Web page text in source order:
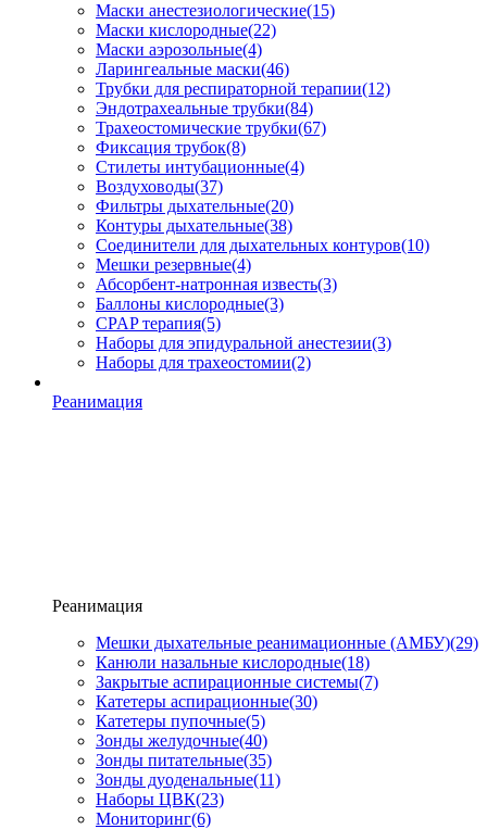
Маски анестезиологические(15)
Маски кислородные(22)
Маски аэрозольные(4)
Ларингеальные маски(46)
Трубки для респираторной терапии(12)
Эндотрахеальные трубки(84)
Трахеостомические трубки(67)
Фиксация трубок(8)
Стилеты интубационные(4)
Воздуховоды(37)
Фильтры дыхательные(20)
Контуры дыхательные(38)
Соединители для дыхательных контуров(10)
Мешки резервные(4)
Абсорбент-натронная известь(3)
Баллоны кислородные(3)
CPAP терапия(5)
Наборы для эпидуральной анестезии(3)
Наборы для трахеостомии(2)
Реанимация
Реанимация
Мешки дыхательные реанимационные (АМБУ)(29)
Канюли назальные кислородные(18)
Закрытые аспирационные системы(7)
Катетеры аспирационные(30)
Катетеры пупочные(5)
Зонды желудочные(40)
Зонды питательные(35)
Зонды дуоденальные(11)
Наборы ЦВК(23)
Мониторинг(6)